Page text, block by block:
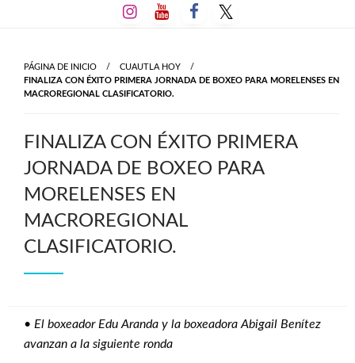
al
PÁGINA DE INICIO
CUAUTLA HOY
FINALIZA CON ÉXITO PRIMERA JORNADA DE BOXEO PARA MORELENSES EN
MACROREGIONAL CLASIFICATORIO.
FINALIZA CON ÉXITO PRIMERA
JORNADA DE BOXEO PARA
MORELENSES EN
MACROREGIONAL
CLASIFICATORIO.
• El boxeador Edu Aranda y la boxeadora Abigail Benítez
avanzan a la siguiente ronda